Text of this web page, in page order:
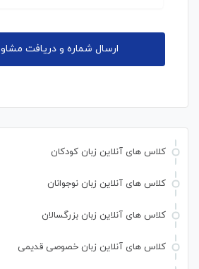
کلاس های آنلاین زبان کودکان
کلاس های آنلاین زبان نوجوانان
کلاس های آنلاین زبان بزرگسالان
کلاس های آنلاین زبان خصوصی قدیمی